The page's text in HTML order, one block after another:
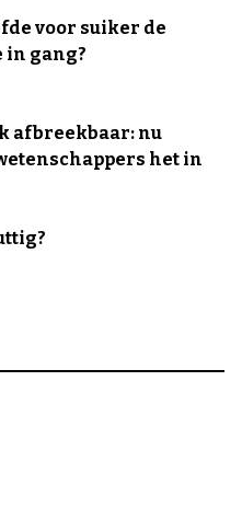
voor suiker de
gang?
afbreekbaar: nu
het in